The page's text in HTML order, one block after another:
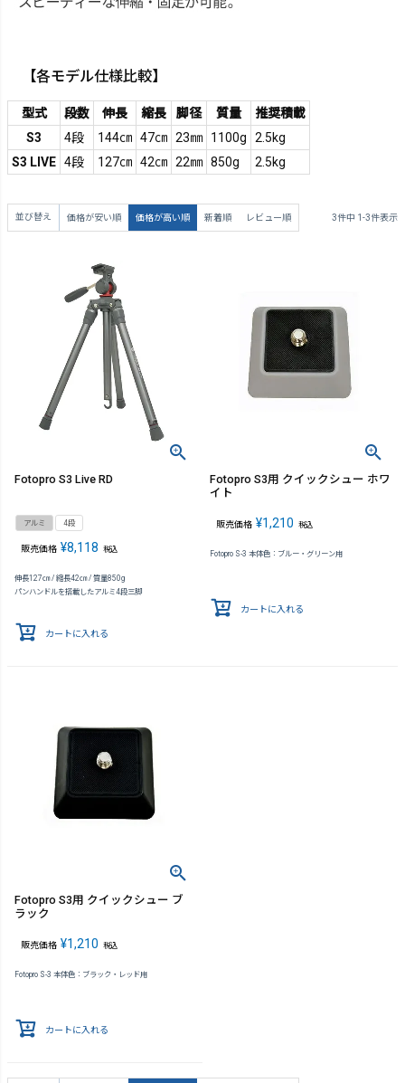
【各モデル仕様比較】
型式 段数 伸長 縮長 脚径 質量
推奨積載
S3
4段 144㎝ 47㎝ 23㎜ 1100g
2.5kg
S3 LIVE 4段 127㎝ 42㎝ 22㎜ 850g 2.5kg
並び替え 価格が安い順 価格が高い順 新着順 レビュー順 3件中 1 -3件表示
Fotopro S3 Live RD
アルミ 4段
販売価格 ¥8,118 税込
伸長127㎝ / 縮長42㎝ / 質量850g
パンハンドルを搭載したアルミ4段三脚
カートに入れる
Fotopro S3用 クイックシュー ホワ
イト
販売価格 ¥1,210 税込
Fotopro S-3 本体色：ブルー・グリーン用
カートに入れる
Fotopro S3用 クイックシュー ブ
ラック
販売価格 ¥1,210 税込
Fotopro S-3 本体色：ブラック・レッド用
カートに入れる